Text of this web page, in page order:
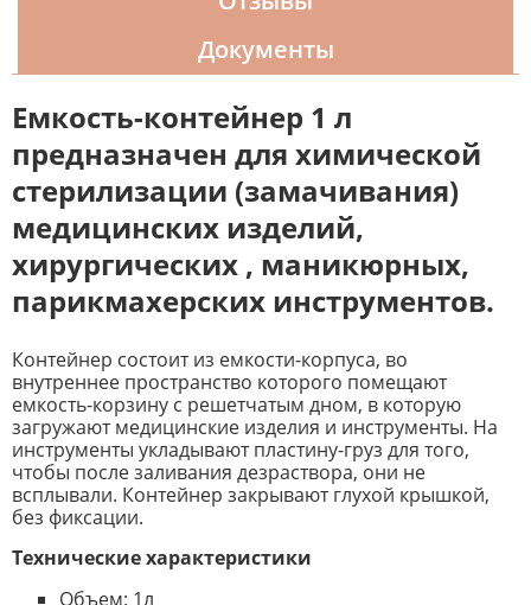
Документы
Емкость-контейнер 1 л
предназначен для химической
стерилизации (замачивания)
медицинских изделий,
хирургических , маникюрных,
парикмахерских инструментов.
Контейнер состоит из емкости-корпуса, во
внутреннее пространство которого помещают
емкость-корзину с решетчатым дном, в которую
загружают медицинские изделия и инструменты. На
инструменты укладывают пластину-груз для того,
чтобы после заливания дезраствора, они не
всплывали. Контейнер закрывают глухой крышкой,
без фиксации.
Технические характеристики
Объем: 1л